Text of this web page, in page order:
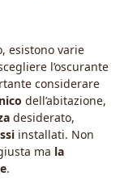
esistono varie
l’oscurante
considerare
dell’abitazione,
desiderato,
installati. Non
ma la
.